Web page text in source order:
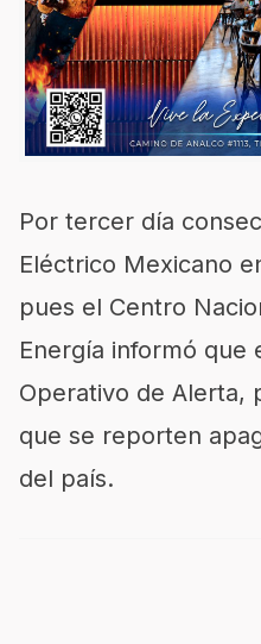
Por tercer día
Eléctrico Mexicano
pues el Centro
Energía informó que
Operativo de Alerta,
que se reporten
del país.